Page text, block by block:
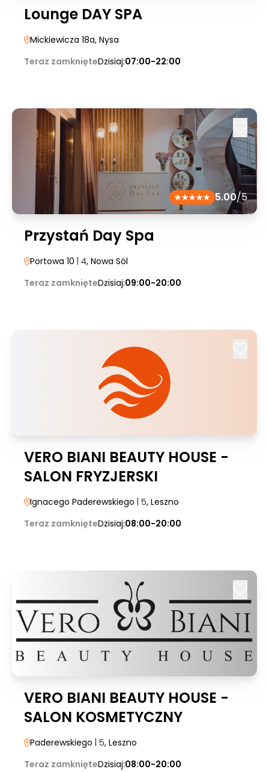
Lounge DAY SPA
Mickiewicza 18a, Nysa
Teraz zamknięteDzisiaj:07:00-22:00
5.00/5
Przystań Day Spa
Portowa 10 | 4, Nowa Sól
Teraz zamknięteDzisiaj:09:00-20:00
VERO BIANI BEAUTY HOUSE -
SALON FRYZJERSKI
Ignacego Paderewskiego | 5, Leszno
Teraz zamknięteDzisiaj:08:00-20:00
VERO BIANI BEAUTY HOUSE -
SALON KOSMETYCZNY
Paderewskiego | 5, Leszno
Teraz zamknięteDzisiaj:08:00-20:00